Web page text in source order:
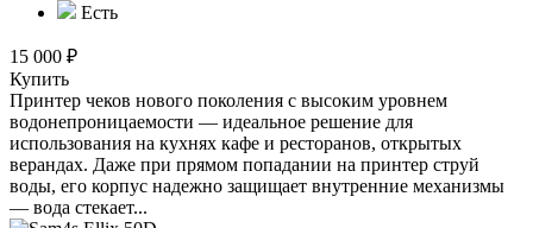
Есть
15 000 ₽
Купить
Принтер чеков нового поколения с высоким уровнем
водонепроницаемости — идеальное решение для
использования на кухнях кафе и ресторанов, открытых
верандах. Даже при прямом попадании на принтер струй
воды, его корпус надежно защищает внутренние механизмы
— вода стекает...